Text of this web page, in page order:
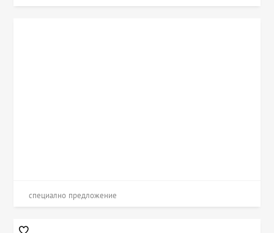
специално предложение